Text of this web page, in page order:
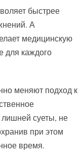
быстрее
А
медицинскую
для каждого
меняют подход к
суеты, не
при этом
время.